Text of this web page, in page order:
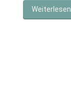
Weiterlesen